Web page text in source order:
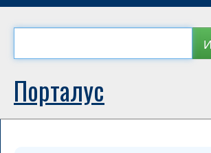
Порталус